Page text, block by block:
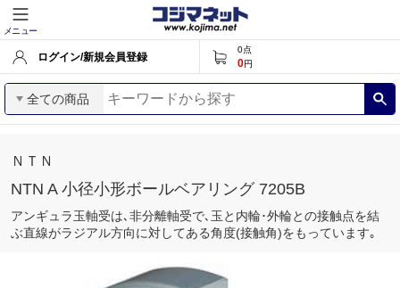
メニュー
ログイン/新規会員登録
0点
0円
全ての商品
ＮＴＮ
NTN A 小径小形ボールベアリング 7205B
アンギュラ玉軸受は､非分離軸受で､玉と内輪･外輪との接触点を結
ぶ直線がラジアル方向に対してある角度(接触角)をもっています｡